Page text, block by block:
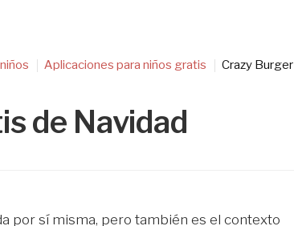
Aplicaciones para niños gratis
Crazy Burger
de Navidad
por sí misma, pero también es el contexto